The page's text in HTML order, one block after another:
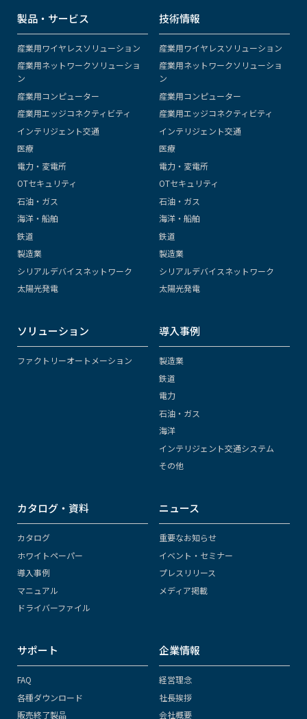
製品・サービス
産業用ワイヤレスソリューション
産業用ネットワークソリューショ
ン
産業用コンピューター
産業用エッジコネクティビティ
インテリジェント交通
医療
電力・変電所
OTセキュリティ
石油・ガス
海洋・船舶
鉄道
製造業
シリアルデバイスネットワーク
太陽光発電
技術情報
産業用ワイヤレスソリューション
産業用ネットワークソリューショ
ン
産業用コンピューター
産業用エッジコネクティビティ
インテリジェント交通
医療
電力・変電所
OTセキュリティ
石油・ガス
海洋・船舶
鉄道
製造業
シリアルデバイスネットワーク
太陽光発電
ソリューション
ファクトリーオートメーション
導入事例
製造業
鉄道
電力
石油・ガス
海洋
インテリジェント交通システム
その他
カタログ・資料
カタログ
ホワイトペーパー
導入事例
マニュアル
ドライバーファイル
ニュース
重要なお知らせ
イベント・セミナー
プレスリリース
メディア掲載
サポート
FAQ
各種ダウンロード
販売終了製品
企業情報
経営理念
社長挨拶
会社概要